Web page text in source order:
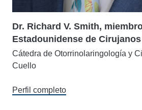
Dr. Richard V. Smith,
Estadounidense de Cirujanos
Cátedra de Otorrinolaringología y
Cuello
Perfil completo